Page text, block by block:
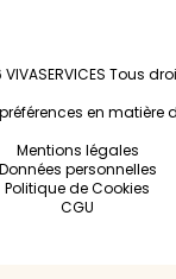
VIVASERVICES Tous
en matière
Mentions légales
Données personnelles
Politique de Cookies
CGU